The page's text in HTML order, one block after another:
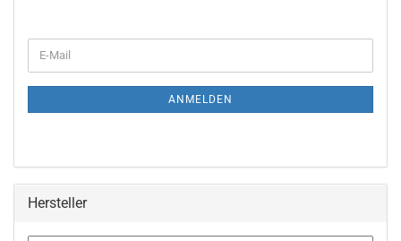
ANMELDEN
Hersteller